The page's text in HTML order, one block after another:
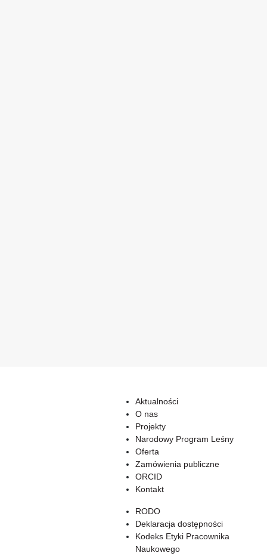
Aktualności
O nas
Projekty
Narodowy Program Leśny
Oferta
Zamówienia publiczne
ORCID
Kontakt
RODO
Deklaracja dostępności
Kodeks Etyki Pracownika
Naukowego